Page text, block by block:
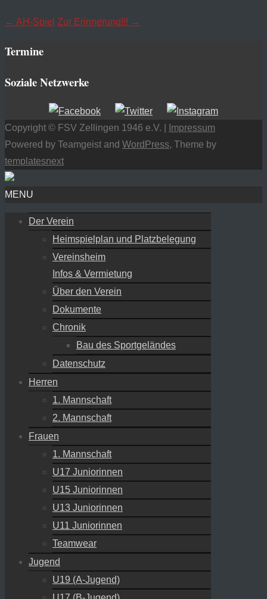
← AH-Spiel Zur Erinnerung!!! →
Termine
Soziale Netzwerke
Copyright © FSV Zellingen 1946 e.V. |
Impressum
Powered by Teamgeist and WordPress, Theme by
templatesnext
MENU
Der Verein
Heimspielplan und Platzbelegung
Vereinsheim
Infos & Vermietung
Über den Verein
Dokumente
Chronik
Bau des Sportgeländes
Datenschutz
Herren
1. Mannschaft
2. Mannschaft
Frauen
1. Mannschaft
U17 Juniorinnen
U15 Juniorinnen
U13 Juniorinnen
U11 Juniorinnen
Teamwear
Jugend
U19 (A-Jugend)